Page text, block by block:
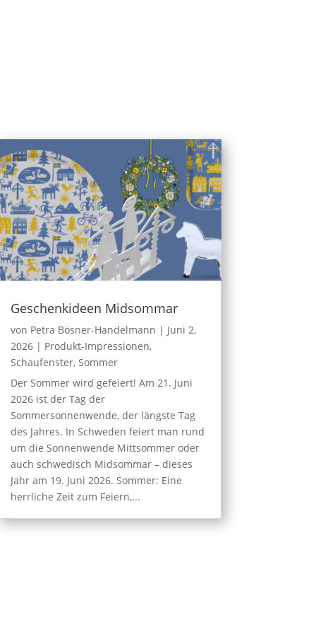
Geschenkideen Midsommar
von Petra Bösner-Handelmann | Juni 2,
2026| Produkt-Impressionen,
Schaufenster, Sommer
Der Sommer wird gefeiert! Am 21. Juni
2026 ist der Tag der
Sommersonnenwende, der längste Tag
des Jahres. In Schweden feiert man rund
um die Sonnenwende Mittsommer oder
auch schwedisch Midsommar – dieses
Jahr am 19. Juni 2026. Sommer: Eine
herrliche Zeit zum Feiern,...